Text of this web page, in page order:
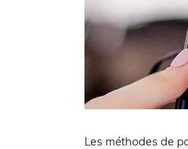
Les méthodes de